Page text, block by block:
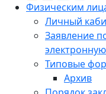
Физическим
Личный
Заявление
Типовые
Архив